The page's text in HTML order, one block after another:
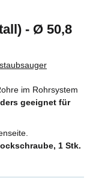
- Ø 50,8
im Rohrsystem
geeignet für
1 Stk.